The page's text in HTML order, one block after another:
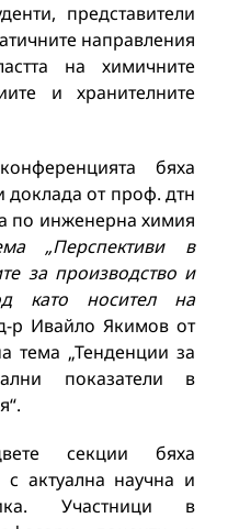
представители
направления
на химичните
и хранителните
бяха
доклада от проф. дтн
по инженерна химия
„Перспективи в
за производство и
като носител на
р Ивайло Якимов от
тема „Тенденции за
показатели в
секции бяха
актуална научна и
Участници в